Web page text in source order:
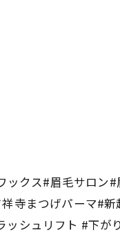
ックス#眉毛サロ
寺まつげパーマ#
シュリフト #下が